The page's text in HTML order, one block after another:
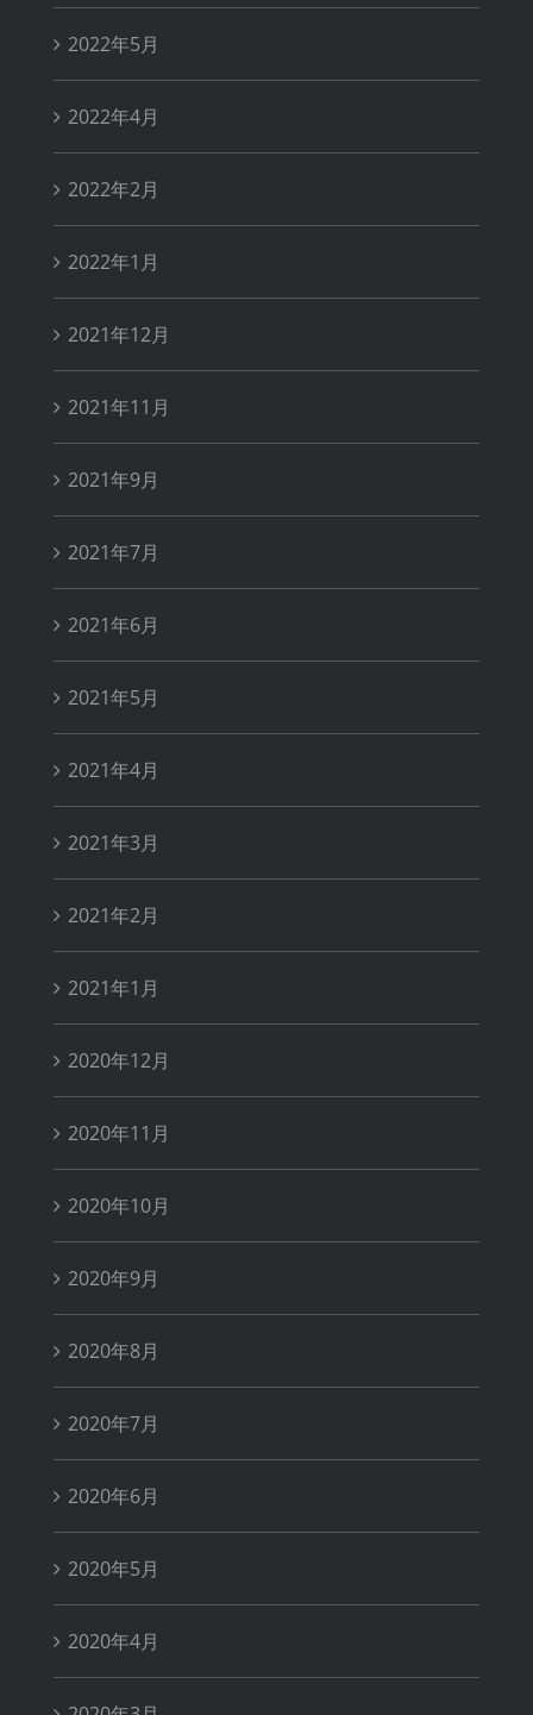
2022年5月
2022年4月
2022年2月
2022年1月
2021年12月
2021年11月
2021年9月
2021年7月
2021年6月
2021年5月
2021年4月
2021年3月
2021年2月
2021年1月
2020年12月
2020年11月
2020年10月
2020年9月
2020年8月
2020年7月
2020年6月
2020年5月
2020年4月